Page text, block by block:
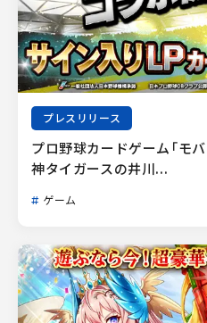
プレスリリース
プロ野球カードゲーム「モ
神タイガースの井川...
ゲーム